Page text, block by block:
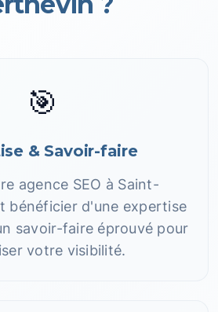
🎯
& Savoir-faire
agence SEO à Saint-
bénéficier d'une expertise
savoir-faire éprouvé pour
votre visibilité.